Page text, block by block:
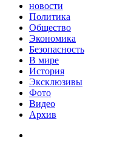
новости
Политика
Общество
Экономика
Безопасность
В мире
История
Эксклюзивы
Фото
Видео
Архив